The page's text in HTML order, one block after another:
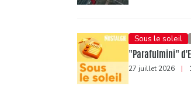
Sous le soleil
"Parafulmini"
27 juillet 2026 |